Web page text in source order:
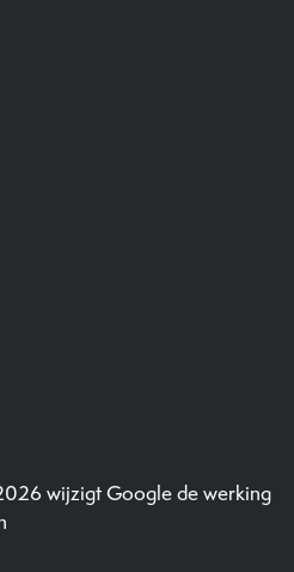
wijzigt Google de werking